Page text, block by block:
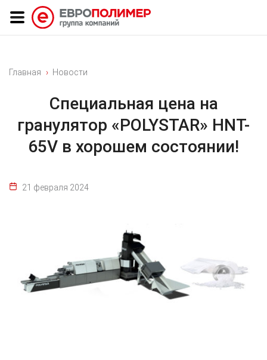
Главная Новости
Специальная цена на
гранулятор «POLYSTAR» HNT-
65V в хорошем состоянии!
21 февраля 2024